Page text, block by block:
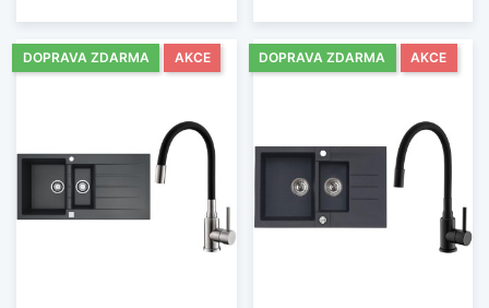
DOPRAVA ZDARMA AKCE DOPRAVA ZDARMA AKCE